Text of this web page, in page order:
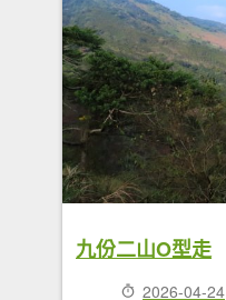
九份二山O型走
2026-04-24